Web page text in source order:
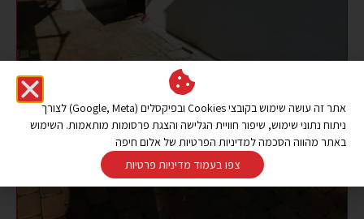
אתר זה עושה שימוש בקובצי Cookies ובפיקסלים (Google, Meta) לצורך
ניתוח נתוני שימוש, שיפור חוויית הגלישה והצגת פרסומות מותאמות. השימוש
באתר מהווה הסכמה למדיניות הפרטיות של אלום חיפה
צפו בעמוד מדיניות פרטיות